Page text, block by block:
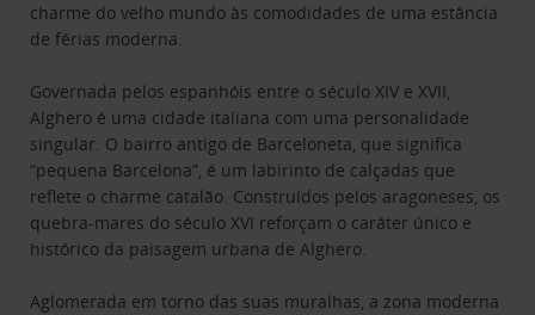
charme do velho mundo às comodidades de uma estância
de férias moderna.
Governada pelos espanhóis entre o século XIV e XVII,
Alghero é uma cidade italiana com uma personalidade
singular. O bairro antigo de Barceloneta, que significa
“pequena Barcelona”, é um labirinto de calçadas que
reflete o charme catalão. Construídos pelos aragoneses, os
quebra-mares do século XVI reforçam o caráter único e
histórico da paisagem urbana de Alghero.
Aglomerada em torno das suas muralhas, a zona moderna